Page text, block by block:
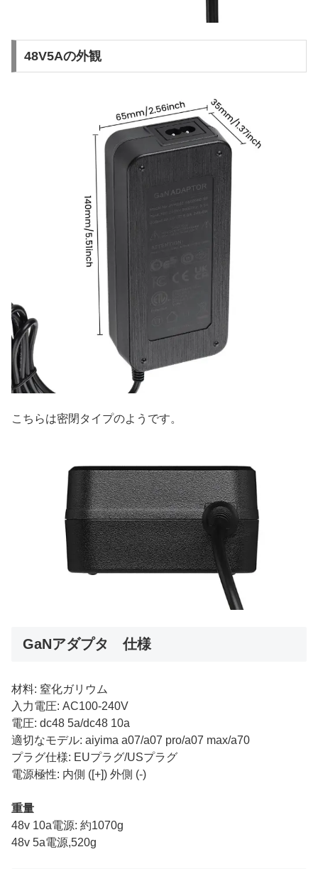
48V5Aの外観
こちらは密閉タイプのようです。
GaNアダプタ 仕様
材料: 窒化ガリウム
入力電圧: AC100-240V
電圧: dc48 5a/dc48 10a
適切なモデル: aiyima a07/a07 pro/a07 max/a70
プラグ仕様: EUプラグ/USプラグ
電源極性: 内側 ([+]) 外側 (-)
重量
48v 10a電源: 約1070g
48v 5a電源,520g